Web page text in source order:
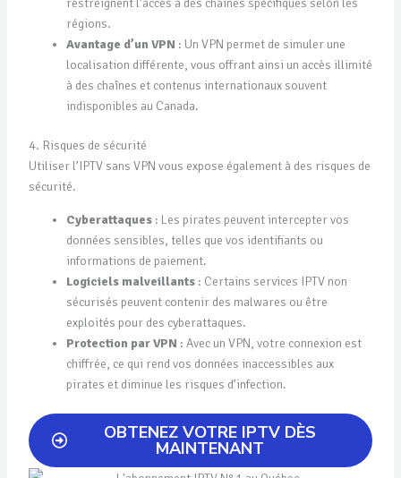
restreignent l’accès à des chaînes spécifiques selon les
régions.
Avantage d’un VPN : Un VPN permet de simuler une
localisation différente, vous offrant ainsi un accès illimité
à des chaînes et contenus internationaux souvent
indisponibles au Canada.
4. Risques de sécurité
Utiliser l’IPTV sans VPN vous expose également à des risques de
sécurité.
Cyberattaques: Les pirates peuvent intercepter vos
données sensibles, telles que vos identifiants ou
informations de paiement.
Logiciels malveillants: Certains services IPTV non
sécurisés peuvent contenir des malwares ou être
exploités pour des cyberattaques.
Protection par VPN : Avec un VPN, votre connexion est
chiffrée, ce qui rend vos données inaccessibles aux
pirates et diminue les risques d’infection.
OBTENEZ VOTRE IPTV DÈS
MAINTENANT